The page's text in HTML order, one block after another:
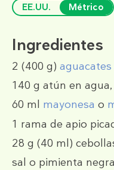
EE.UU. Métrico
Ingredientes
2 (400 g) aguacates
140 g atún en
60 ml mayonesa o
1 rama de apio
28 g (40 ml)
sal o pimienta